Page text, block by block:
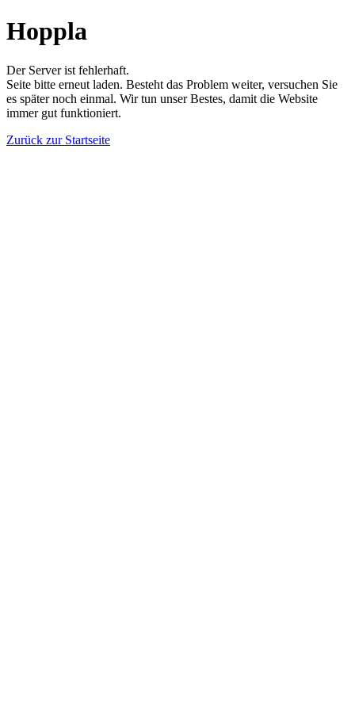
Hoppla
Der Server ist fehlerhaft.
Seite bitte erneut laden. Besteht das Problem weiter, versuchen Sie
es später noch einmal. Wir tun unser Bestes, damit die Website
immer gut funktioniert.
Zurück zur Startseite